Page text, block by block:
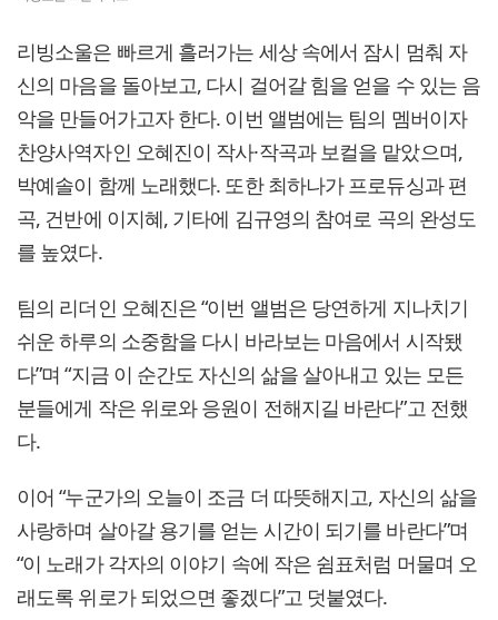
리빙소울은 빠르게 흘러가는 세상 속에서 잠시 멈춰 자
신의 마음을 돌아보고, 다시 걸어갈 힘을 얻을 수 있는 음
악을 만들어가고자 한다. 이번 앨범에는 팀의 멤버이자
찬양사역자인 오혜진이 작사·작곡과 보컬을 맡았으며,
박예솔이 함께 노래했다. 또한 최하나가 프로듀싱과 편
곡, 건반에 이지혜, 기타에 김규영의 참여로 곡의 완성도
를 높였다.
팀의 리더인 오혜진은 “이번 앨범은 당연하게 지나치기
쉬운 하루의 소중함을 다시 바라보는 마음에서 시작됐
다”며 “지금 이 순간도 자신의 삶을 살아내고 있는 모든
분들에게 작은 위로와 응원이 전해지길 바란다”고 전했
다.
이어 “누군가의 오늘이 조금 더 따뜻해지고, 자신의 삶을
사랑하며 살아갈 용기를 얻는 시간이 되기를 바란다”며
“이 노래가 각자의 이야기 속에 작은 쉼표처럼 머물며 오
래도록 위로가 되었으면 좋겠다”고 덧붙였다.